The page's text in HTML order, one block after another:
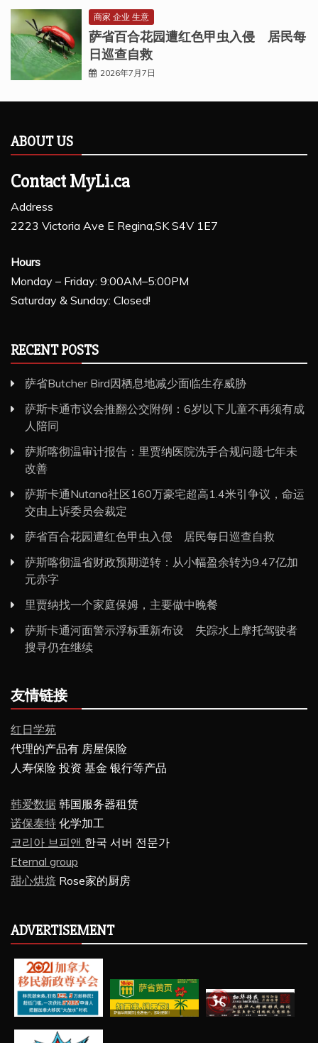
商家 企业 生意
萨省百合花园遭红色甲虫入侵 居民每
日巡查自救
2026年7月7日
ABOUT US
Contact MyLi.ca
Address
2223 Victoria Ave E Regina,SK S4V 1E7
Hours
Monday – Friday: 9:00AM–5:00PM
Saturday & Sunday: Closed!
RECENT POSTS
萨省Butcher Bird因栖息地减少面临生存威胁
萨斯卡通市议会推翻公交附例：6岁以下儿童不再须有成
人陪同
萨斯喀彻温审计报告：里贾纳医院洗手合规问题七年未
改善
萨斯卡通Nutana社区160万豪宅超高1.4米引争议，命运
交由上诉委员会裁定
萨省百合花园遭红色甲虫入侵 居民每日巡查自救
萨斯喀彻温省财政预期逆转：从小幅盈余转为9.47亿加
元赤字
里贾纳找一个家庭保姆，主要做中晚餐
萨斯卡通河面警示浮标重新布设 失踪水上摩托驾驶者
搜寻仍在继续
友情链接
红日学苑
代理的产品有 房屋保险
人寿保险 投资 基金 银行等产品
韩爱数据 韩国服务器租赁
诺保泰特 化学加工
코리아 브피앤 한국 서버 전문가
Eternal group
甜心烘焙 Rose家的厨房
ADVERTISEMENT